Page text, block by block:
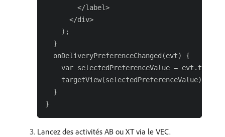
        </label>
      </div>
    );
  }
  onDeliveryPreferenceChanged(evt) {
var selectedPreferenceValue =
    targetView(selectedPreferenceValue);
  }
Lancez des activités AB ou XT via le VEC.